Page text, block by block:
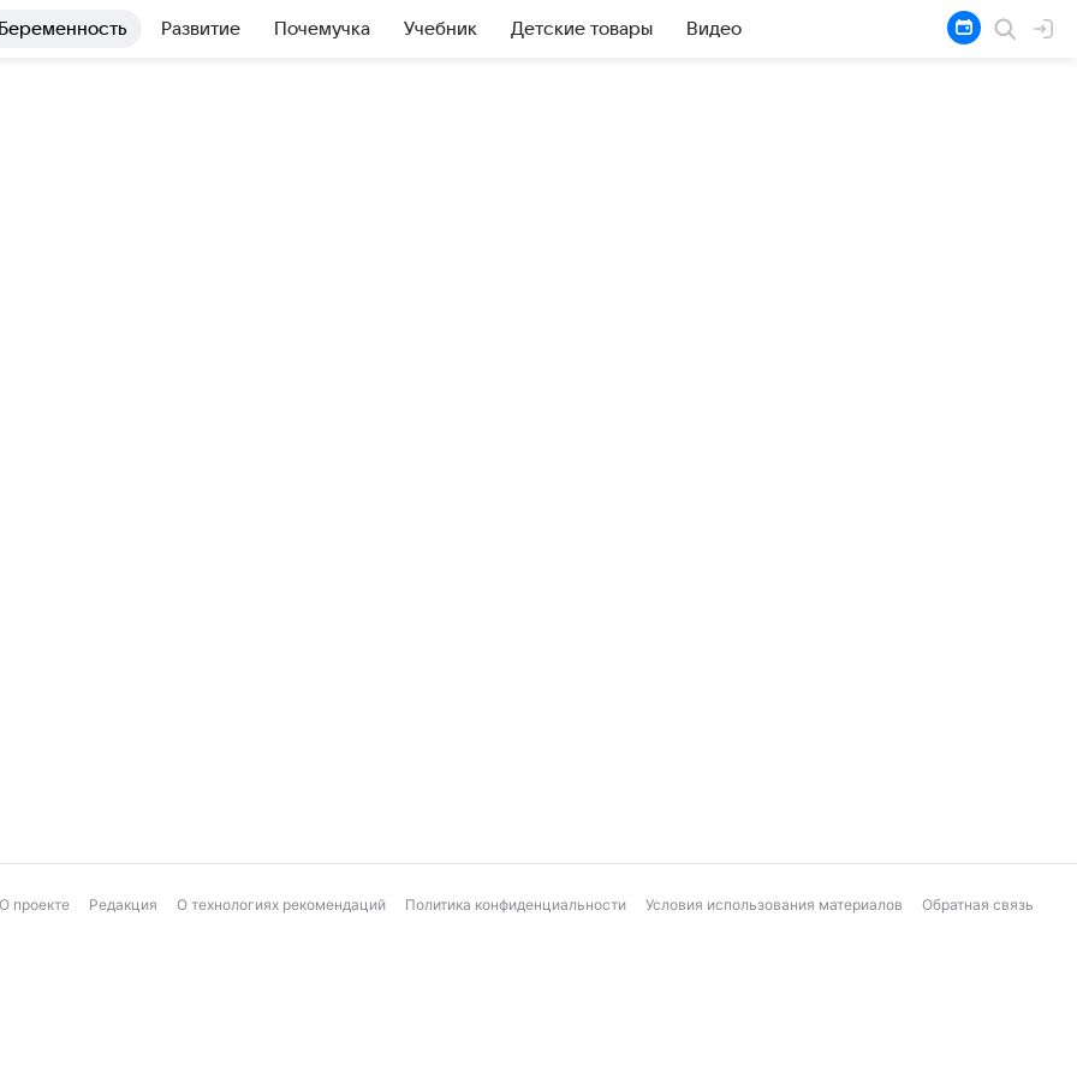
Беременность Развитие Почемучка Учебник Детские товары Видео
О проекте Редакция О технологиях рекомендаций Политика конфиденциальности Условия использования материалов Обратная связь